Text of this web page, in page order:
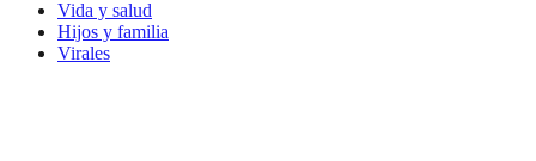
Vida y salud
Hijos y familia
Virales